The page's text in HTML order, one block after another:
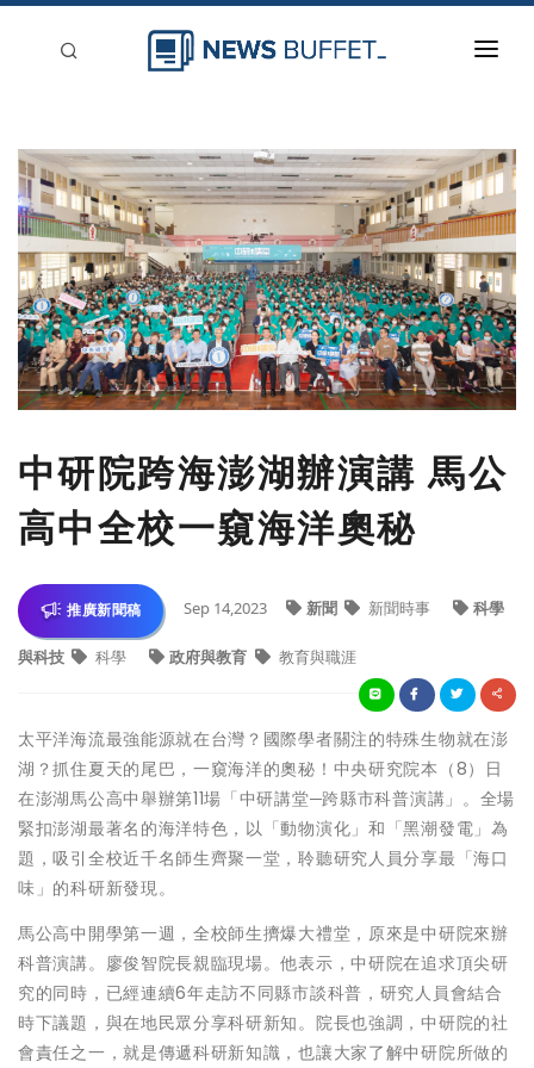
新聞稿分類
登入
刊登
中研院跨海澎湖辦演講 馬公
高中全校一窺海洋奧秘
推廣新聞稿 Sep 14,2023 新聞 新聞時事 科學
與科技 科學 政府與教育 教育與職涯
太平洋海流最強能源就在台灣？國際學者關注的特殊生物就在澎
湖？抓住夏天的尾巴，一窺海洋的奧秘！中央研究院本（8）日
在澎湖馬公高中舉辦第11場「中研講堂─跨縣市科普演講」。全場
緊扣澎湖最著名的海洋特色，以「動物演化」和「黑潮發電」為
題，吸引全校近千名師生齊聚一堂，聆聽研究人員分享最「海口
味」的科研新發現。
馬公高中開學第一週，全校師生擠爆大禮堂，原來是中研院來辦
科普演講。廖俊智院長親臨現場。他表示，中研院在追求頂尖研
究的同時，已經連續6年走訪不同縣市談科普，研究人員會結合
時下議題，與在地民眾分享科研新知。院長也強調，中研院的社
會責任之一，就是傳遞科研新知識，也讓大家了解中研院所做的